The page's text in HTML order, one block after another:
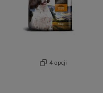
4 opcji